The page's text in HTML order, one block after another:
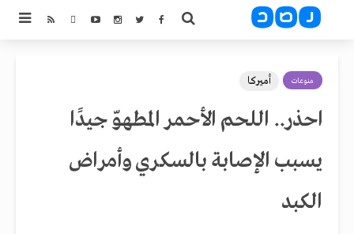
منوعات أميركا
احذر.. اللحم الأحمر المطهوّ جيدًا
يسبب الإصابة بالسكري وأمراض
الكبد